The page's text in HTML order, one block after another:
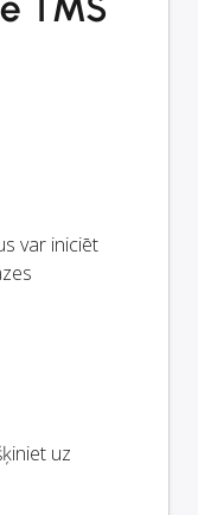
var iniciēt
uz